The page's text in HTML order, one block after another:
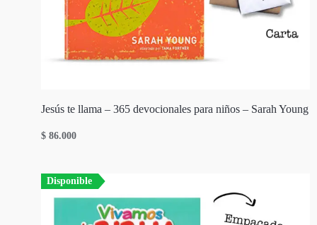
Jesús te llama – 365 devocionales para niños – Sarah Young
$ 86.000
Disponible